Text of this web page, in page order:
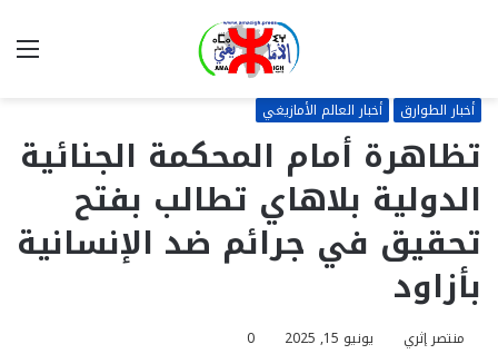
أخبار الطوارق أخبار العالم الأمازيغي
تظاهرة أمام المحكمة الجنائية
الدولية بلاهاي تطالب بفتح
تحقيق في جرائم ضد الإنسانية
بأزاود
منتصر إثري يونيو 15, 2025 0